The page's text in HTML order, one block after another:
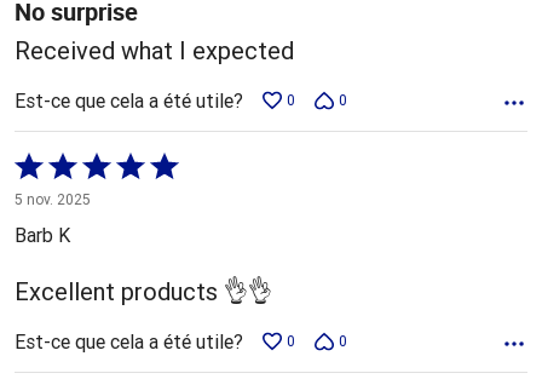
No surprise
Received what I expected
Est-ce que cela a été utile? 0 0
Coté
5 sur
5
5 nov. 2025
Barb K
Excellent products 👌👌
Est-ce que cela a été utile? 0 0